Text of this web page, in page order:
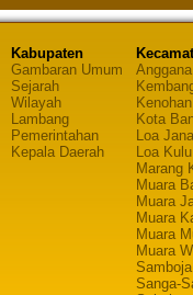
Kabupaten
Gambaran Umum
Sejarah
Wilayah
Lambang
Pemerintahan
Kepala Daerah
Anggana
Kenohan
Kota
Loa
Loa Kulu
Marang
Muara
Muara
Muara
Muara
Muara
Samboja
Sanga-